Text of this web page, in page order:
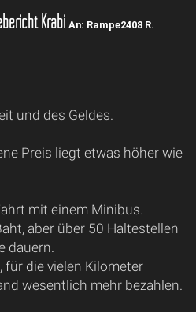
Krabi An: Rampe2408 R.
und des Geldes.
Preis liegt etwas höher wie
mit einem Minibus.
aber über 50 Haltestellen
dauern.
für die vielen Kilometer
wesentlich mehr bezahlen.